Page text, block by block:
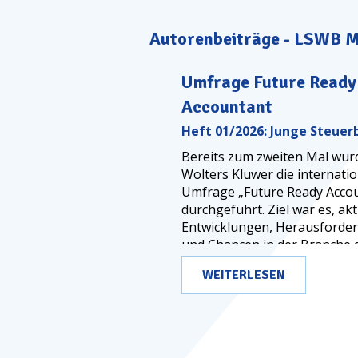
Autorenbeiträge - LSWB
Umfrage Future Ready
Accountant
Heft 01/2026: Junge
Bereits zum zweiten Mal
Wolters ­Kluwer die
Umfrage „Future Ready
durchgeführt. Ziel war es,
Entwicklungen,
und Chancen in der Branche
steuerberatenden Berufe zu
Mehr als 2.700 Fachleute aus
Ländern haben ihre
WEITERLESEN